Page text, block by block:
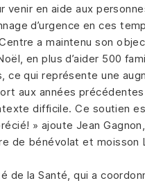
venir en aide aux
d’urgence en ces
a maintenu son
en plus d’aider 500
ce qui représente une
aux années
difficile. Ce soutien
» ajoute Jean
de bénévolat et moisson
de la Santé, qui a